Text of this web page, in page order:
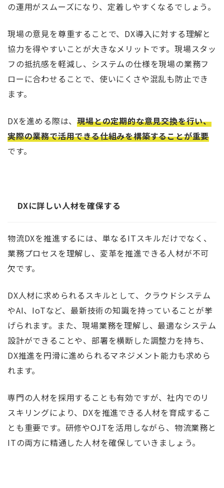
の運用がスムーズになり、定着しやすくなるでしょう。
現場の意見を尊重することで、DX導入に対する理解と
協力を得やすいことが大きなメリットです。現場スタッ
フの抵抗感を軽減し、システムの仕様を現場の業務フ
ローに合わせることで、使いにくさや混乱も防止でき
ます。
DXを進める際は、現場との定期的な意見交換を行い、
実際の業務で活用できる仕組みを構築することが重要
です。
DXに詳しい人材を確保する
物流DXを推進するには、単なるITスキルだけでなく、
業務プロセスを理解し、変革を推進できる人材が不可
欠です。
DX人材に求められるスキルとして、クラウドシステム
やAI、IoTなど、最新技術の知識を持っていることが挙
げられます。また、現場業務を理解し、最適なシステム
設計ができることや、部署を横断した調整力を持ち、
DX推進を円滑に進められるマネジメント能力も求めら
れます。
専門の人材を採用することも有効ですが、社内でのリ
スキリングにより、DXを推進できる人材を育成するこ
とも重要です。研修やOJTを活用しながら、物流業務と
ITの両方に精通した人材を確保していきましょう。